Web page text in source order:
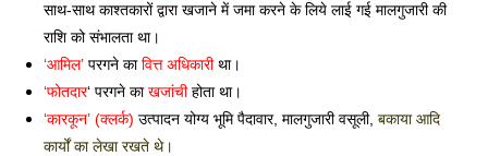
साथ-साथ काश्तकारों द्वारा खजाने में जमा करने के लिये लाई गई मालगुजारी की
राशि को संभालता था।
‘आमिल’ परगने का वित्त अधिकारी था।
‘फोतदार‘ परगने का खजांची होता था।
‘कारकून’ (क्लर्क) उत्पादन योग्य भूमि पैदावार, मालगुजारी वसूली, बकाया आदि
कार्यों का लेखा रखते थे।